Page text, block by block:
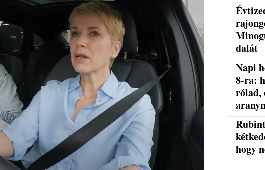
dalát
Napi
8-ra:
rólad,
hogy